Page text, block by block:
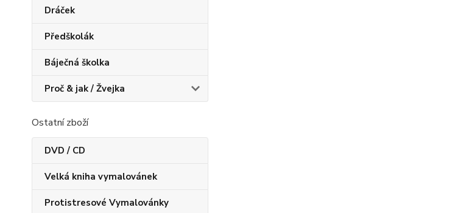
Dráček
Předškolák
Báječná školka
Proč & jak / Žvejka
Ostatní zboží
DVD / CD
Velká kniha vymalovánek
Protistresové Vymalovánky